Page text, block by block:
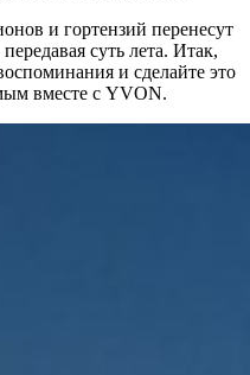
и гортензий перенесут
суть лета. Итак,
и сделайте это
вместе с YVON.